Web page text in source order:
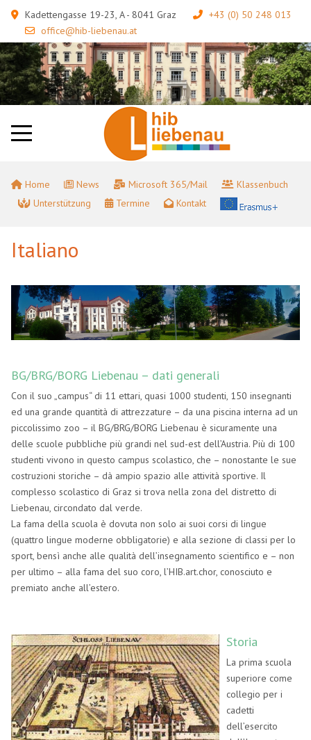
Kadettengasse 19-23, A - 8041 Graz
+43 (0) 50 248 013
office@hib-liebenau.at
Home News Microsoft 365/Mail
Klassenbuch
Unterstützung
Termine Kontakt
Italiano
BG/BRG/BORG Liebenau – dati generali
Con il suo „campus“ di 11 ettari, quasi 1000 studenti, 150 insegnanti
ed una grande quantità di attrezzature – da una piscina interna ad un
piccolissimo zoo – il BG/BRG/BORG Liebenau è sicuramente una
delle scuole pubbliche più grandi nel sud-est dell’Austria. Più di 100
studenti vivono in questo campus scolastico, che – nonostante le sue
costruzioni storiche – dà ampio spazio alle attività sportive. Il
complesso scolastico di Graz si trova nella zona del distretto di
Liebenau, circondato dal verde.
La fama della scuola è dovuta non solo ai suoi corsi di lingue
(quattro lingue moderne obbligatorie) e alla sezione di classi per lo
sport, bensì anche alle qualità dell’insegnamento scientifico e – non
per ultimo – alla fama del suo coro, l’HIB.art.chor, conosciuto e
premiato anche all’estero.
Storia
La prima scuola
superiore come
collegio per i
cadetti
dell’esercito